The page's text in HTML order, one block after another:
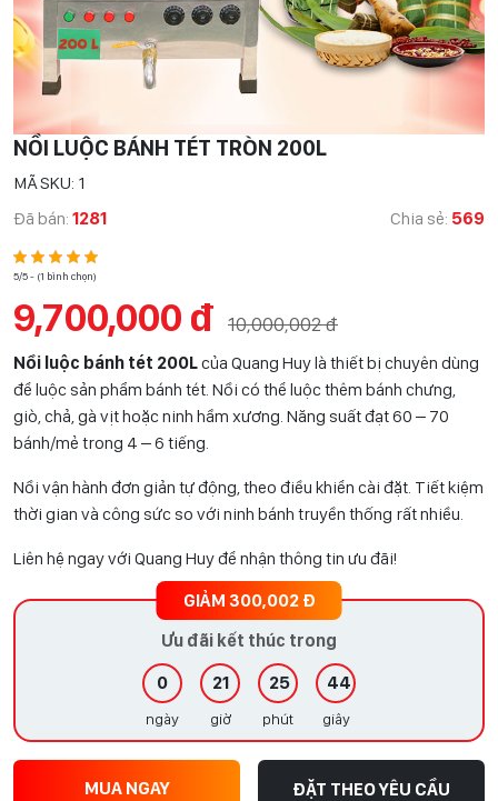
NỒI LUỘC BÁNH TÉT TRÒN 200L
MÃ SKU: 1
Đã bán: 1281 Chia sẻ: 569
5/5 - (1 bình chọn)
9,700,000 đ 10,000,002 đ
Nồi luộc bánh tét 200Lcủa Quang Huy là thiết bị chuyên dùng
để luộc sản phẩm bánh tét. Nồi có thể luộc thêm bánh chưng,
giò, chả, gà vịt hoặc ninh hầm xương. Năng suất đạt 60 – 70
bánh/mẻ trong 4 – 6 tiếng.
Nồi vận hành đơn giản tự động, theo điều khiển cài đặt. Tiết kiệm
thời gian và công sức so với ninh bánh truyền thống rất nhiều.
Liên hệ ngay với Quang Huy để nhận thông tin ưu đãi!
GIẢM 300,002 Đ
Ưu đãi kết thúc trong
0
ngày
21
giờ
25
phút
43
giây
MUA NGAY ĐẶT THEO YÊU CẦU